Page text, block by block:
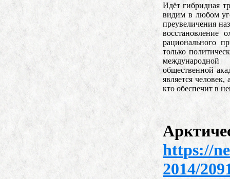
Идёт гибридная
видим в любом
преувеличения
восстановление
рационального
только
международной
общественной
является
кто обеспечит в
https://
2014/